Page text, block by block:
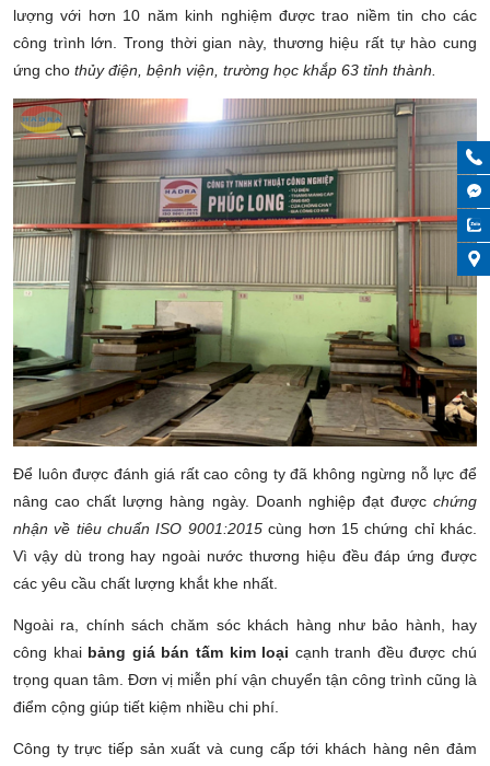
lượng với hơn 10 năm kinh nghiệm được trao niềm tin cho các
công trình lớn. Trong thời gian này, thương hiệu rất tự hào cung
ứng cho thủy điện, bệnh viện, trường học khắp 63 tỉnh thành.
Để luôn được đánh giá rất cao công ty đã không ngừng nỗ lực để
nâng cao chất lượng hàng ngày. Doanh nghiệp đạt đượcchứng
nhận về tiêu chuẩn ISO 9001:2015cùng hơn 15 chứng chỉ khác.
Vì vậy dù trong hay ngoài nước thương hiệu đều đáp ứng được
các yêu cầu chất lượng khắt khe nhất.
Ngoài ra, chính sách chăm sóc khách hàng như bảo hành, hay
công khai bảng giá bán tấm kim loại cạnh tranh đều được chú
trọng quan tâm. Đơn vị miễn phí vận chuyển tận công trình cũng là
điểm cộng giúp tiết kiệm nhiều chi phí.
Công ty trực tiếp sản xuất và cung cấp tới khách hàng nên đảm